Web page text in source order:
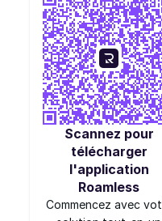
Scannez pour
télécharger
l'application
Roamless
Commencez avec